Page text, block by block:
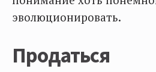
эволюционировать.
Продаться